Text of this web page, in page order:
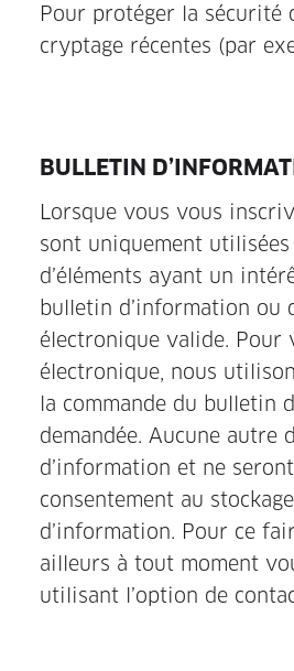
Pour protéger la sécurité
cryptage récentes (par
BULLETIN
Lorsque vous vous
sont uniquement
d’éléments ayant un
bulletin d’information ou
électronique valide. Pour
électronique, nous
la commande du bulletin
demandée. Aucune autre
d’information et ne
consentement au
d’information. Pour ce
ailleurs à tout moment
utilisant l’option de